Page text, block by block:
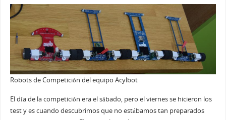
Robots de Competición del equipo Acylbot
El día de la competición era el sábado, pero el viernes se hicieron los
test y es cuando descubrimos que no estábamos tan preparados